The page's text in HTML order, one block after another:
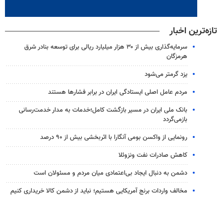
تازه‌ترین اخبار
سرمایه‌گذاری بیش از ۳۰ هزار میلیارد ریالی برای توسعه بنادر شرق
هرمزگان
یزد گرمتر می‌شود
مردم عامل اصلی ایستادگی ایران در برابر فشارها هستند
بانک ملی ایران در مسیر بازگشت کامل؛خدمات به مدار خدمت‌رسانی
بازمی‌گردد
رونمایی از واکسن بومی آنگارا با اثربخشی بیش از ۹۰ درصد
کاهش صادرات نفت ونزوئلا
دشمن به دنبال ایجاد بی‌اعتمادی میان مردم و مسئولان است
مخالف واردات برنج آمریکایی هستیم؛ نباید از دشمن کالا خریداری کنیم